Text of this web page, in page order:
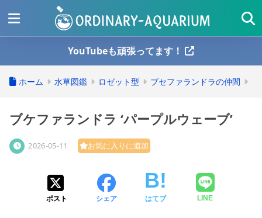
YouTubeも頑張ってます！
ホーム 水草図鑑 ロゼット型 ブセファランドラの仲間
ブケファランドラ ‘パープルウェーブ’
2026-05-11 お気に入りに追加
ポスト シェア はてブ LINE